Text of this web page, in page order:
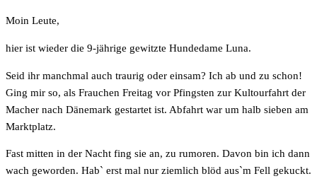
Moin Leute,
hier ist wieder die 9-jährige gewitzte Hundedame Luna.
Seid ihr manchmal auch traurig oder einsam? Ich ab und zu schon!
Ging mir so, als Frauchen Freitag vor Pfingsten zur Kultourfahrt der
Macher nach Dänemark gestartet ist. Abfahrt war um halb sieben am
Marktplatz.
Fast mitten in der Nacht fing sie an, zu rumoren. Davon bin ich dann
wach geworden. Hab` erst mal nur ziemlich blöd aus`m Fell gekuckt.